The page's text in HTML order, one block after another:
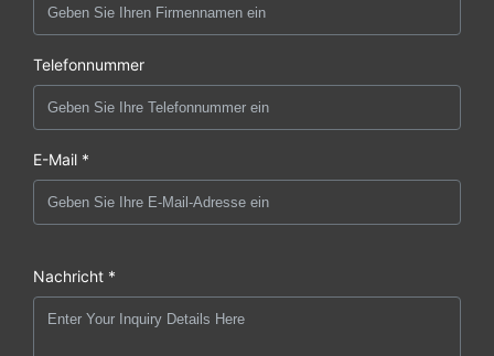
Telefonnummer
E-Mail *
Nachricht *